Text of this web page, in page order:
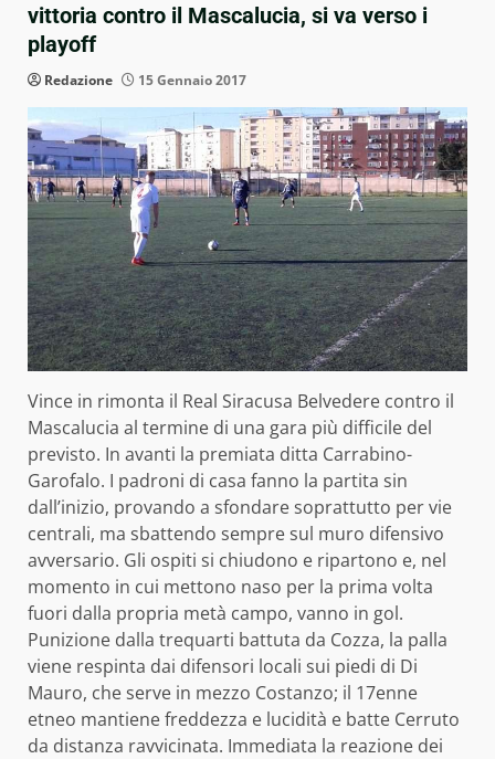
vittoria contro il Mascalucia, si va verso i
playoff
Redazione 15 Gennaio 2017
Vince in rimonta il Real Siracusa Belvedere contro il
Mascalucia al termine di una gara più difficile del
previsto. In avanti la premiata ditta Carrabino-
Garofalo. I padroni di casa fanno la partita sin
dall’inizio, provando a sfondare soprattutto per vie
centrali, ma sbattendo sempre sul muro difensivo
avversario. Gli ospiti si chiudono e ripartono e, nel
momento in cui mettono naso per la prima volta
fuori dalla propria metà campo, vanno in gol.
Punizione dalla trequarti battuta da Cozza, la palla
viene respinta dai difensori locali sui piedi di Di
Mauro, che serve in mezzo Costanzo; il 17enne
etneo mantiene freddezza e lucidità e batte Cerruto
da distanza ravvicinata. Immediata la reazione dei